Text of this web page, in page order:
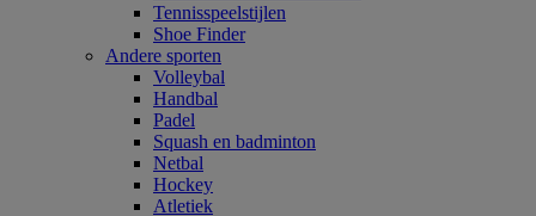
Tennisspeelstijlen
Shoe Finder
Andere sporten
Volleybal
Handbal
Padel
Squash en badminton
Netbal
Hockey
Atletiek